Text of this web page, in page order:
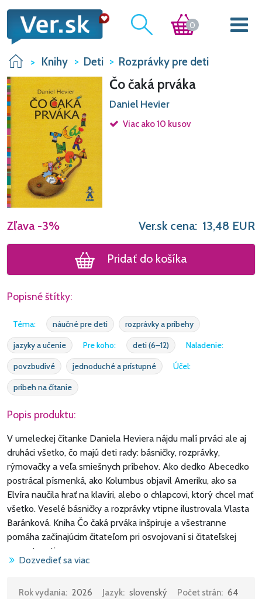
0
Knihy Deti Rozprávky pre deti
Čo čaká prváka
Daniel Hevier
Viac ako 10 kusov
Zľava -3% Ver.sk cena: 13,48 EUR
Pridať do košíka
Popisné štítky:
Téma: náučné pre deti
rozprávky a príbehy
jazyky a učenie
Pre koho: deti (6–12)
Naladenie:
povzbudivé
jednoduché a prístupné
Účel:
príbeh na čítanie
Popis produktu:
V umeleckej čítanke Daniela Heviera nájdu malí prváci ale aj
druháci všetko, čo majú deti rady: básničky, rozprávky,
rýmovačky a veľa smiešnych príbehov. Ako dedko Abecedko
postrácal písmenká, ako Kolumbus objavil Ameriku, ako sa
Elvíra naučila hrať na klavíri, alebo o chlapcovi, ktorý chcel mať
všetko. Veselé básničky a rozprávky vtipne ilustrovala Vlasta
Baránková. Kniha Čo čaká prváka inšpiruje a všestranne
pomáha začínajúcim čitateľom pri osvojovaní si čitateľskej
gramotnosti.
Dozvedieť sa viac
Rok vydania: 2026 Jazyk: slovenský Počet strán: 64